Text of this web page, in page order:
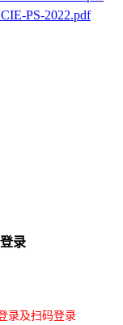
PS-2022.pdf
录
录及扫码登录